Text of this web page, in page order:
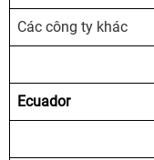
Các công ty khác
Ecuador